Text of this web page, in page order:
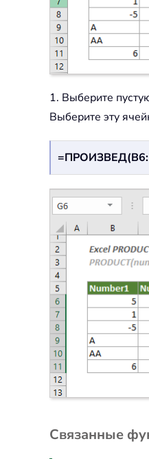
1. Выберите
Выберите эту
Связанные